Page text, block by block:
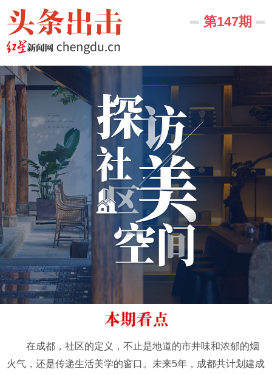
第147期
在成都，社区的定义，不止是地道的市井味和浓郁的烟
火气，还是传递生活美学的窗口。未来5年，成都共计划建成